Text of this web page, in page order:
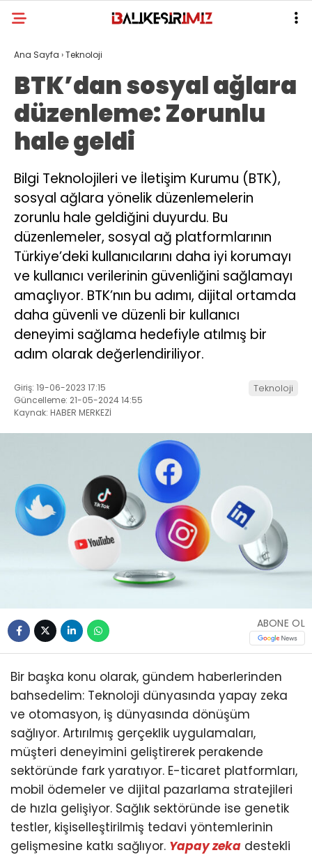
Ana Sayfa ›Teknoloji
BTK’dan sosyal ağlara
düzenleme: Zorunlu
hale geldi
Bilgi Teknolojileri ve İletişim Kurumu (BTK),
sosyal ağlara yönelik düzenlemelerin
zorunlu hale geldiğini duyurdu. Bu
düzenlemeler, sosyal ağ platformlarının
Türkiye’deki kullanıcılarını daha iyi korumayı
ve kullanıcı verilerinin güvenliğini sağlamayı
amaçlıyor. BTK’nın bu adımı, dijital ortamda
daha güvenli ve düzenli bir kullanıcı
deneyimi sağlama hedefiyle atılmış bir
adım olarak değerlendiriliyor.
Giriş: 19-06-2023 17:15
Güncelleme: 21-05-2024 14:55
Kaynak: HABER MERKEZİ
Teknoloji
ABONE OL
Bir başka konu olarak, gündem haberlerinden
bahsedelim: Teknoloji dünyasında yapay zeka
ve otomasyon, iş dünyasında dönüşüm
sağlıyor. Artırılmış gerçeklik uygulamaları,
müşteri deneyimini geliştirerek perakende
sektöründe fark yaratıyor. E-ticaret platformları,
mobil ödemeler ve dijital pazarlama stratejileri
de hızla gelişiyor. Sağlık sektöründe ise genetik
testler, kişiselleştirilmiş tedavi yöntemlerinin
gelişmesine katkı sağlıyor. Yapay zeka destekli